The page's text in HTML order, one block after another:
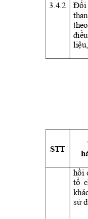
3.4.2 Đối
theo
điều
liệu,
STT
hồi
tổ
sử